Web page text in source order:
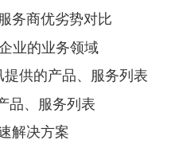
务商优劣势对比
业的业务领域
供的产品、服务列表
品、服务列表
解决方案